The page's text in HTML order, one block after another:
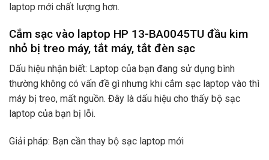
laptop mới chất lượng hơn.
Cắm sạc vào laptop HP 13-BA0045TU đầu kim
nhỏ bị treo máy, tắt máy, tắt đèn sạc
Dấu hiệu nhận biết: Laptop của bạn đang sử dụng bình
thường không có vấn đề gì nhưng khi cắm sạc laptop vào thì
máy bị treo, mất nguồn. Đây là dấu hiệu cho thấy bộ sạc
laptop của bạn bị lỗi.
Giải pháp: Bạn cần thay bộ sạc laptop mới